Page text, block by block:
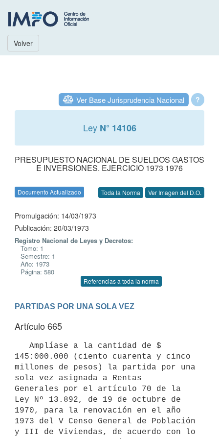
Volver
?
Ver Base Jurisprudencia Nacional
Ley N° 14106
PRESUPUESTO NACIONAL DE SUELDOS GASTOS
E INVERSIONES. EJERCICIO 1973 1976
Documento Actualizado Toda la Norma Ver Imagen del D.O.
Promulgación: 14/03/1973
Publicación: 20/03/1973
Registro Nacional de Leyes y Decretos:
Tomo: 1
Semestre: 1
Año: 1973
Página: 580
Referencias a toda la norma
PARTIDAS POR UNA SOLA VEZ
Artículo 665
145:000.000 (ciento cuarenta y cinco
millones de pesos) la partida por una
sola vez asignada a Rentas
Generales por el artículo 70 de la
Ley Nº 13.892, de 19 de octubre de
1970, para la renovación en el año
1973 del V Censo General de Población
y III de Viviendas, de acuerdo con lo